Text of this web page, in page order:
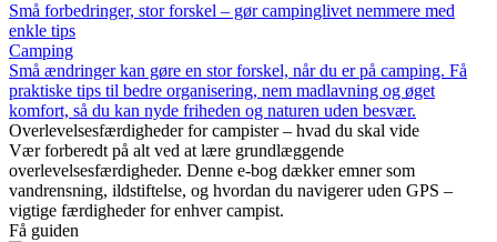
Små forbedringer, stor forskel – gør campinglivet nemmere med
enkle tips
Camping
Små ændringer kan gøre en stor forskel, når du er på camping. Få
praktiske tips til bedre organisering, nem madlavning og øget
komfort, så du kan nyde friheden og naturen uden besvær.
Overlevelsesfærdigheder for campister – hvad du skal vide
Vær forberedt på alt ved at lære grundlæggende
overlevelsesfærdigheder. Denne e-bog dækker emner som
vandrensning, ildstiftelse, og hvordan du navigerer uden GPS –
vigtige færdigheder for enhver campist.
Få guiden